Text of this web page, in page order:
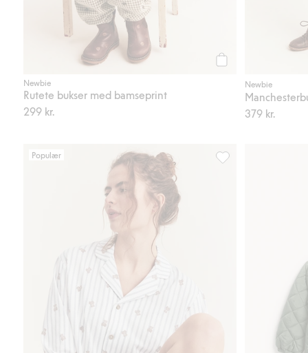
Newbie
Rutete bukser med bamseprint
299 kr.
Newbie
379 kr.
Populær